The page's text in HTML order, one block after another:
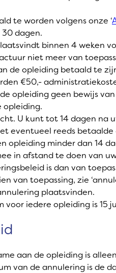
te worden volgens onze ‘
dagen.
binnen 4 weken
niet meer van
de opleiding betaald te
€50,-
opleiding geen bewijs
U kunt tot 14 dagen na
eventueel reeds
opleiding minder dan 14
in afstand te doen van
is dan van
van toepassing, zie
plaatsvinden.
iedere opleiding is 15
aan de opleiding is
van de annulering is de